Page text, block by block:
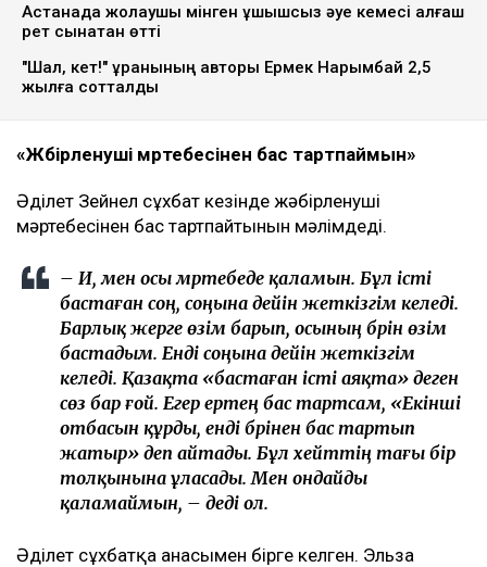
Астанада жолаушы мінген ұшқышсыз әуе кемесі алғаш
рет сынақтан өтті
"Шал, кет!" ұранының авторы Ермек Нарымбай 2,5
жылға сотталды
«Жәбірленуші мәртебесінен бас тартпаймын»
Әділет Зейнел сұхбат кезінде жәбірленуші
мәртебесінен бас тартпайтынын мәлімдеді.
– Иә, мен осы мәртебеде қаламын. Бұл істі
бастаған соң, соңына дейін жеткізгім келеді.
Барлық жерге өзім барып, осының бәрін өзім
бастадым. Енді соңына дейін жеткізгім
келеді. Қазақта «бастаған істі аяқта» деген
сөз бар ғой. Егер ертең бас тартсам, «Екінші
отбасын құрды, енді бәрінен бас тартып
жатыр» деп айтады. Бұл хейттің тағы бір
толқынына ұласады. Мен ондайды
қаламаймын, – деді ол.
Әділет сұхбатқа анасымен бірге келген. Эльза